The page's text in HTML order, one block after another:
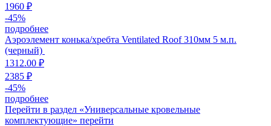
1960 ₽
-45%
подробнее
Аэроэлемент конька/хребта Ventilated Roof 310мм 5 м.п.
(черный)
1312.00 ₽
2385 ₽
-45%
подробнее
Перейти в раздел «Универсальные кровельные
комплектующие» перейти